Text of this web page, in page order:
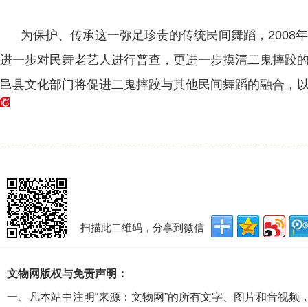
为保护、传承这一弥足珍贵的传统民间舞蹈，2008
进一步对民舞老艺人进行普查，更进一步摸清二鬼摔跤
邑县文化部门将促进二鬼摔跤与其他民间舞蹈的融合，
扫描此二维码，分享到微信
文物网版权与免责声明：
一、凡本站中注明“来源：文物网”的所有文字、图片和音视